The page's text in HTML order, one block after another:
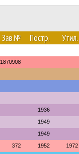
Зав.№ Постр. Утил.
1870908
1936
1949
1949
372 1952 1972